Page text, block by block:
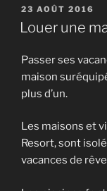
PUBLIÉ
LE
23 AOÛT 2016
Louer une
Passer ses
maison
plus d’un.
Les maisons et
Resort, sont
vacances de